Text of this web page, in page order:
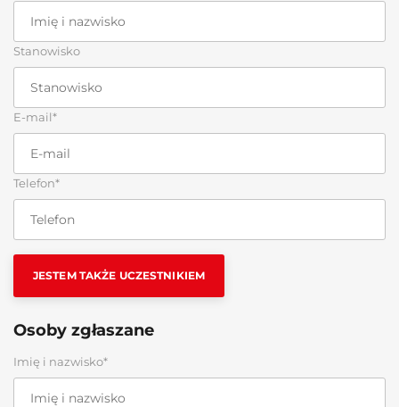
Stanowisko
E-mail*
Telefon*
JESTEM TAKŻE UCZESTNIKIEM
Osoby zgłaszane
Imię i nazwisko*